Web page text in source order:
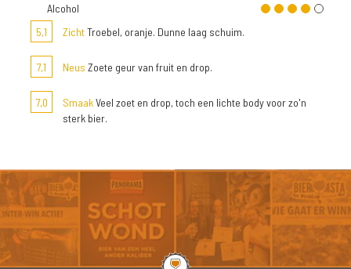
Alcohol
5,1
ZichtTroebel, oranje. Dunne laag schuim.
7,1 Neus Zoete geur van fruit en drop.
7,0 SmaakVeel zoet en drop, toch een lichte body voor zo'n
sterk bier.